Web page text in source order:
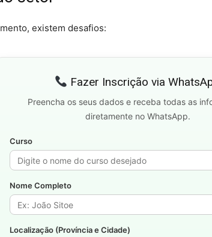
existem desafios:
Fazer Inscrição via
Preencha os seus dados e receba todas as
diretamente no WhatsApp.
Curso
Nome Completo
Localização (Província e Cidade)